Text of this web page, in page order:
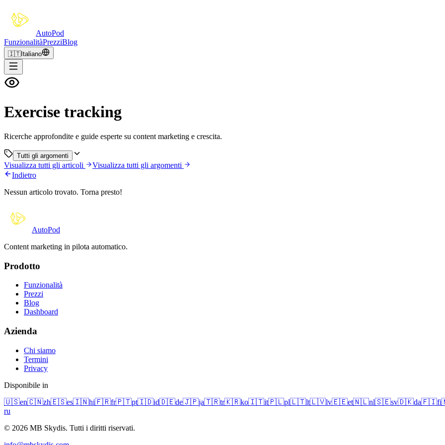
AutoPod
FunzionalitàPrezziBlog
🇮🇹Italiano
Exercise tracking
Ricerche approfondite e guide esperte su content marketing e crescita.
Tutti gli argomenti
Visualizza tutti gli articoli
Visualizza tutti gli argomenti
Indietro
Nessun articolo trovato. Torna presto!
AutoPod
Content marketing in pilota automatico.
Prodotto
Funzionalità
Prezzi
Blog
Dashboard
Azienda
Chi siamo
Termini
Privacy
Disponibile in
🇺🇸en🇨🇳zh🇪🇸es🇮🇳hi🇫🇷fr🇵🇹pt🇮🇩id🇩🇪de🇯🇵ja🇹🇷tr🇰🇷ko🇮🇹it🇵🇱pl🇱🇹lt🇱🇻lv🇪🇪et🇳🇱nl🇸🇪sv🇩🇰da🇫🇮fi
ru
© 2026 MB Skydis. Tutti i diritti riservati.